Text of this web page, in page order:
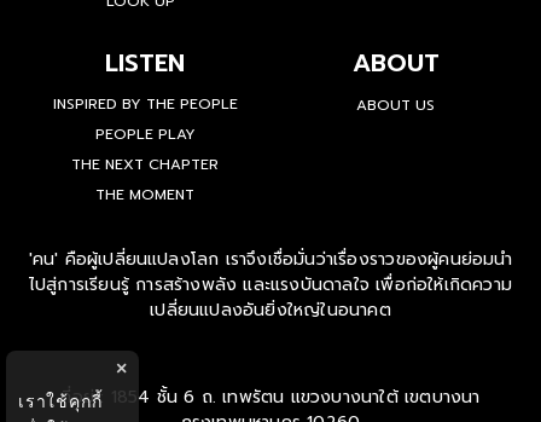
LISTEN
INSPIRED BY THE PEOPLE
PEOPLE PLAY
THE NEXT CHAPTER
THE MOMENT
ABOUT
ABOUT US
'คน' คือผู้เปลี่ยนแปลงโลก เราจึงเชื่อมั่นว่าเรื่องราวของผู้คนย่อมนำ
ไปสู่การเรียนรู้ การสร้างพลัง และแรงบันดาลใจ เพื่อก่อให้เกิดความ
เปลี่ยนแปลงอันยิ่งใหญ่ในอนาคต
ที่อยู่ : 1854 ชั้น 6 ถ. เทพรัตน แขวงบางนาใต้ เขตบางนา
×
เราใช้คุกกี้